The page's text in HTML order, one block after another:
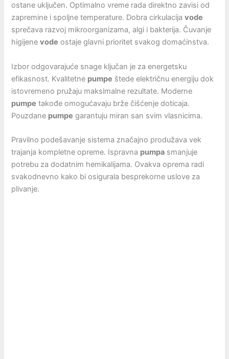
ostane uključen. Optimalno vreme rada direktno zavisi od
zapremine i spoljne temperature. Dobra cirkulacijavode
sprečava razvoj mikroorganizama, algi i bakterija. Čuvanje
higijenevode ostaje glavni prioritet svakog domaćinstva.
Izbor odgovarajuće snage ključan je za energetsku
efikasnost. Kvalitetne pumpe štede električnu energiju dok
istovremeno pružaju maksimalne rezultate. Moderne
pumpe takođe omogućavaju brže čišćenje doticaja.
Pouzdane pumpe garantuju miran san svim vlasnicima.
Pravilno podešavanje sistema značajno produžava vek
trajanja kompletne opreme. Ispravna pumpa smanjuje
potrebu za dodatnim hemikalijama. Ovakva oprema radi
svakodnevno kako bi osigurala besprekorne uslove za
plivanje.